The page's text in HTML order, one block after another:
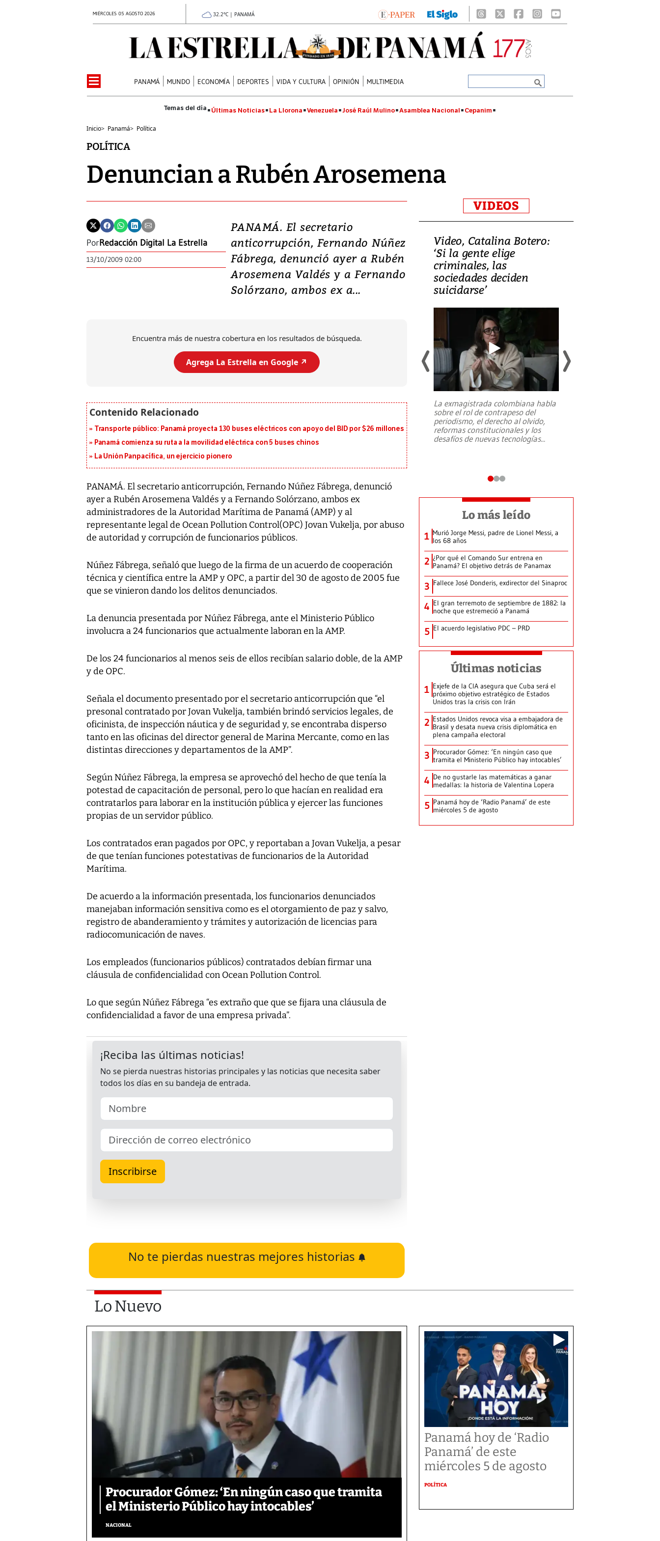
MIÉRCOLES 05 AGOSTO 2026 32.2°C | PANAMÁ
PANAMÁ MUNDO ECONOMÍA DEPORTES VIDA Y CULTURA OPINIÓN MULTIMEDIA
Últimas Noticias La Llorona Venezuela José Raúl Mulino Asamblea Nacional Cepanim
Inicio> Panamá> Política
POLÍTICA
Denuncian a Rubén Arosemena
PorRedacción Digital La Estrella
13/10/2009 02:00
PANAMÁ. El secretario
anticorrupción, Fernando Núñez
Fábrega, denunció ayer a Rubén
Arosemena Valdés y a Fernando
Solórzano, ambos ex a...
Encuentra más de nuestra cobertura en los resultados de búsqueda.
Agrega La Estrella en Google ↗️
Transporte público: Panamá proyecta 130 buses eléctricos con apoyo del BID por $26 millones
Panamá comienza su ruta a la movilidad eléctrica con 5 buses chinos
La Unión Panpacífica, un ejercicio pionero
PANAMÁ. El secretario anticorrupción, Fernando Núñez Fábrega, denunció
ayer a Rubén Arosemena Valdés y a Fernando Solórzano, ambos ex
administradores de la Autoridad Marítima de Panamá (AMP) y al
representante legal de Ocean Pollution Control(OPC) Jovan Vukelja, por abuso
de autoridad y corrupción de funcionarios públicos.
Núñez Fábrega, señaló que luego de la firma de un acuerdo de cooperación
técnica y científica entre la AMP y OPC, a partir del 30 de agosto de 2005 fue
que se vinieron dando los delitos denunciados.
La denuncia presentada por Núñez Fábrega, ante el Ministerio Público
involucra a 24 funcionarios que actualmente laboran en la AMP.
De los 24 funcionarios al menos seis de ellos recibían salario doble, de la AMP
y de OPC.
Señala el documento presentado por el secretario anticorrupción que “el
presonal contratado por Jovan Vukelja, también brindó servicios legales, de
oficinista, de inspección náutica y de seguridad y, se encontraba disperso
tanto en las oficinas del director general de Marina Mercante, como en las
distintas direcciones y departamentos de la AMP”.
Según Núñez Fábrega, la empresa se aprovechó del hecho de que tenía la
potestad de capacitación de personal, pero lo que hacían en realidad era
contratarlos para laborar en la institución pública y ejercer las funciones
propias de un servidor público.
Los contratados eran pagados por OPC, y reportaban a Jovan Vukelja, a pesar
de que tenían funciones potestativas de funcionarios de la Autoridad
Marítima.
De acuerdo a la información presentada, los funcionarios denunciados
manejaban información sensitiva como es el otorgamiento de paz y salvo,
registro de abanderamiento y trámites y autorización de licencias para
radiocomunicación de naves.
Los empleados (funcionarios públicos) contratados debían firmar una
cláusula de confidencialidad con Ocean Pollution Control.
Lo que según Núñez Fábrega “es extraño que que se fijara una cláusula de
confidencialidad a favor de una empresa privada”.
No te pierdas nuestras mejores historias
VIDEOS
Video, Japón: Terremoto
deja heridos y graves
daños en Kumamoto
al sur de Japón, provocando una
Video, Catalina Botero:
‘Si la gente elige
criminales, las
sociedades deciden
suicidarse’
La exmagistrada colombiana habla
sobre el rol de contrapeso del
periodismo, el derecho al olvido,
reformas constitucionales y los
desafíos de nuevas tecnologías...
Lo más leído
1 Murió Jorge Messi, padre de Lionel Messi, a
los 68 años
2 ¿Por qué el Comando Sur entrena en
Panamá? El objetivo detrás de Panamax
3 Fallece José Donderis, exdirector del Sinaproc
4 El gran terremoto de septiembre de 1882: la
noche que estremeció a Panamá
5 El acuerdo legislativo PDC – PRD
Últimas noticias
1 Exjefe de la CIA asegura que Cuba será el
próximo objetivo estratégico de Estados
Unidos tras la crisis con Irán
2 Estados Unidos revoca visa a embajadora de
Brasil y desata nueva crisis diplomática en
plena campaña electoral
3 Procurador Gómez: ‘En ningún caso que
tramita el Ministerio Público hay intocables’
4 De no gustarle las matemáticas a ganar
medallas: la historia de Valentina Lopera
5 Panamá hoy de ‘Radio Panamá’ de este
miércoles 5 de agosto
Lo Nuevo
Procurador Gómez: ‘En ningún caso que tramita
el Ministerio Público hay intocables’
NACIONAL
Panamá hoy de ‘Radio
Panamá’ de este
miércoles 5 de agosto
POLÍTICA